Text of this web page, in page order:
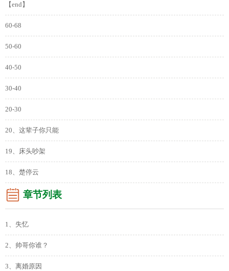
【end】
60-68
50-60
40-50
30-40
20-30
20、这辈子你只能
19、床头吵架
18、楚停云
章节列表
1、失忆
2、帅哥你谁？
3、离婚原因